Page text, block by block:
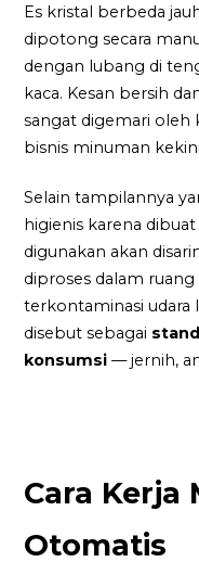
Es kristal berbeda
dipotong secara
dengan lubang di
kaca. Kesan bersih
sangat digemari oleh
bisnis minuman
Selain tampilannya
higienis karena
digunakan akan
diproses dalam
terkontaminasi udara
disebut sebagai
konsumsi — jernih,
Cara Kerja
Otomatis